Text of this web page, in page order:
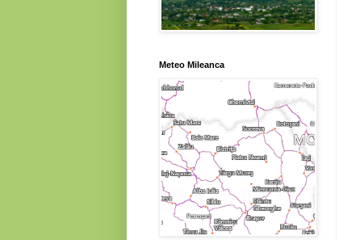
Meteo Mileanca